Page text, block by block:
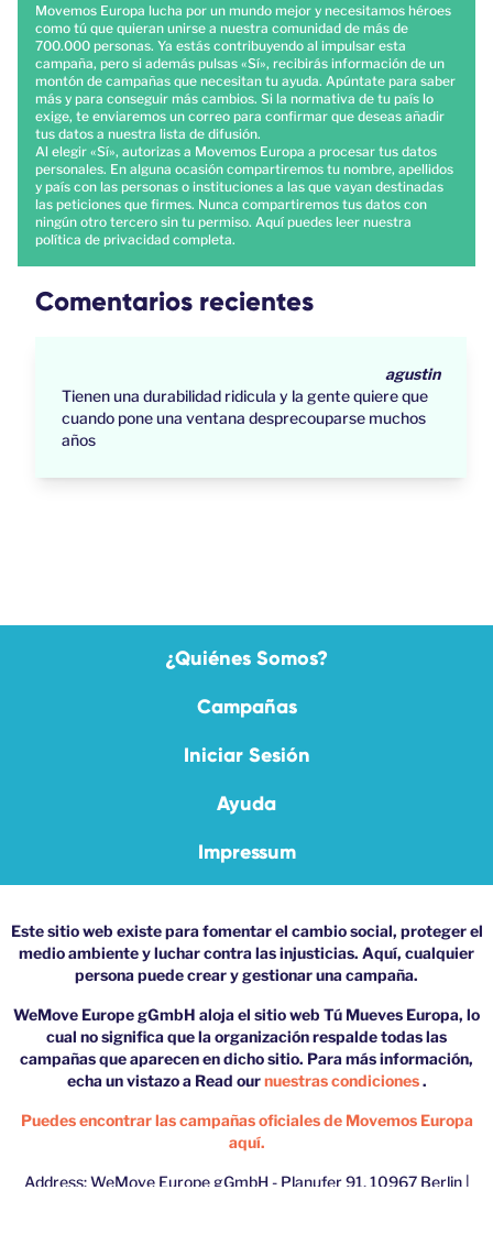
Movemos Europa lucha por un mundo mejor y necesitamos héroes
como tú que quieran unirse a nuestra comunidad de más de
700.000 personas. Ya estás contribuyendo al impulsar esta
campaña, pero si además pulsas «Sí», recibirás información de un
montón de campañas que necesitan tu ayuda. Apúntate para saber
más y para conseguir más cambios. Si la normativa de tu país lo
exige, te enviaremos un correo para confirmar que deseas añadir
tus datos a nuestra lista de difusión.
Al elegir «Sí», autorizas a Movemos Europa a procesar tus datos
personales. En alguna ocasión compartiremos tu nombre, apellidos
y país con las personas o instituciones a las que vayan destinadas
las peticiones que firmes. Nunca compartiremos tus datos con
ningún otro tercero sin tu permiso. Aquí puedes leer nuestra
política de privacidad completa.
Comentarios recientes
agustin
Tienen una durabilidad ridicula y la gente quiere que
cuando pone una ventana desprecouparse muchos
años
¿Quiénes Somos?
Campañas
Iniciar Sesión
Ayuda
Impressum
Este sitio web existe para fomentar el cambio social, proteger el
medio ambiente y luchar contra las injusticias. Aquí, cualquier
persona puede crear y gestionar una campaña.
WeMove Europe gGmbH aloja el sitio web Tú Mueves Europa, lo
cual no significa que la organización respalde todas las
campañas que aparecen en dicho sitio. Para más información,
echa un vistazo a Read ournuestras condiciones.
Puedes encontrar las campañas oficiales de Movemos Europa
aquí.
Address: WeMove Europe gGmbH - Planufer 91, 10967 Berlin |